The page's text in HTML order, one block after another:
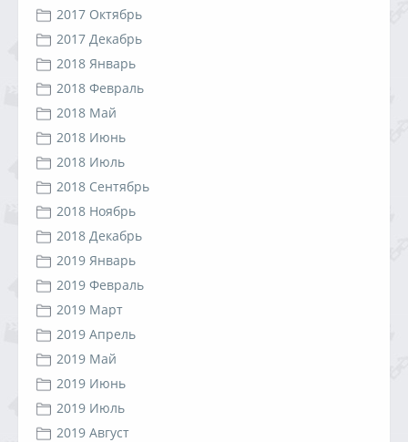
2017 Октябрь
2017 Декабрь
2018 Январь
2018 Февраль
2018 Май
2018 Июнь
2018 Июль
2018 Сентябрь
2018 Ноябрь
2018 Декабрь
2019 Январь
2019 Февраль
2019 Март
2019 Апрель
2019 Май
2019 Июнь
2019 Июль
2019 Август